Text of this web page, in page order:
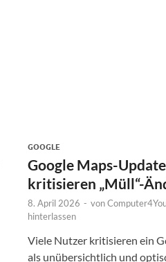
GOOGLE
Google Maps-
kritisieren „Müll“-
8. April 2026 - von
hinterlassen
Viele Nutzer kritisieren ein
als unübersichtlich und